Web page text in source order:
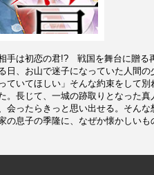
手は初恋の君!? 戦国を舞台に贈
日、お山で迷子になっていた人間
ていてほしい」そんな約束をして
。長じて、一城の跡取りとなった
会ったらきっと思い出せる。そん
の息子の季隆に、なぜか懐かしいも